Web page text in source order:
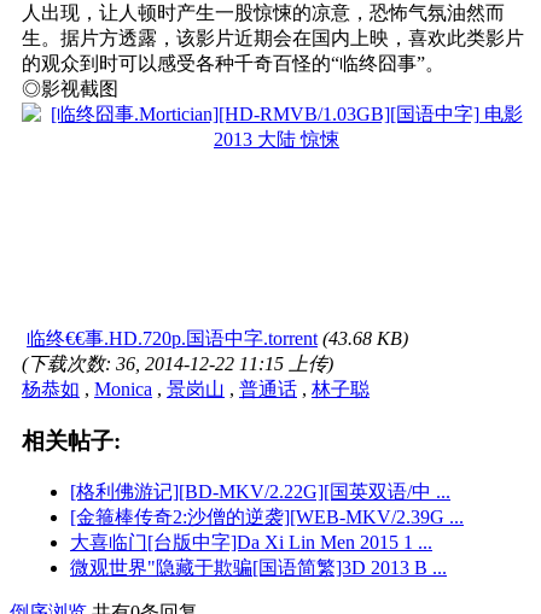
人出现，让人顿时产生一股惊悚的凉意，恐怖气氛油然而
生。据片方透露，该影片近期会在国内上映，喜欢此类影片
的观众到时可以感受各种千奇百怪的“临终囧事”。
◎影视截图
临终€€事.HD.720p.国语中字.torrent (43.68 KB)
(下载次数: 36, 2014-12-22 11:15 上传)
杨恭如 , Monica , 景岗山 , 普通话 , 林子聪
相关帖子:
[格利佛游记][BD-MKV/2.22G][国英双语/中 ...
[金箍棒传奇2:沙僧的逆袭][WEB-MKV/2.39G ...
大喜临门[台版中字]Da Xi Lin Men 2015 1 ...
微观世界"隐藏于欺骗[国语简繁]3D 2013 B ...